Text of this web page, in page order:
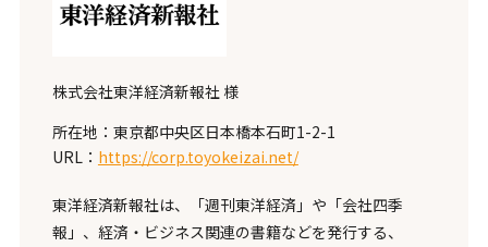
株式会社東洋経済新報社 様
所在地：東京都中央区日本橋本石町1-2-1
URL： https://corp.toyokeizai.net/
東洋経済新報社は、「週刊東洋経済」や「会社四季
報」、経済・ビジネス関連の書籍などを発行する、